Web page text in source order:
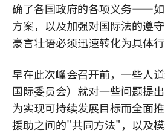
确了各国政府的各项义务——
方案，以及加强对国际法的遵
豪言壮语必须迅速转化为具体行
早在此次峰会召开前，一些人
国际委员会）就对一些问题提
为实现可持续发展目标而全面
援助之间的"共同方法"，以及